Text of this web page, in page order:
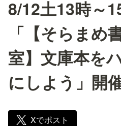
8/12土13時～
「【そらまめ
室】文庫本を
にしよう」開
Xでポスト